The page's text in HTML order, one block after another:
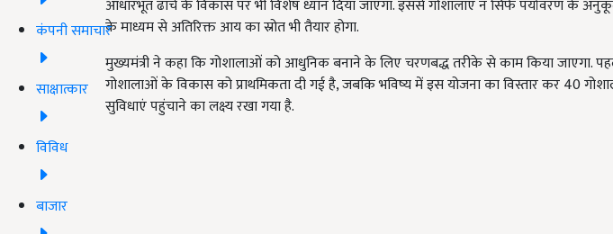
कंपनी समाचार
साक्षात्कार
विविध
बाजार
आधारभूत ढांचे के विकास पर भी विशेष ध्यान दिया जाएगा. इससे गोशालाएं न सिर्फ पर्यावरण के
के माध्यम से अतिरिक्त आय का स्रोत भी तैयार होगा.
मुख्यमंत्री ने कहा कि गोशालाओं को आधुनिक बनाने के लिए चरणबद्ध तरीके से काम किया जाएगा.
गोशालाओं के विकास को प्राथमिकता दी गई है, जबकि भविष्य में इस योजना का विस्तार कर 40
सुविधाएं पहुंचाने का लक्ष्य रखा गया है.